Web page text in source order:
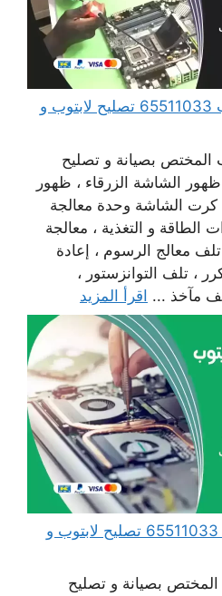
مهندس كمبيوتر النويصيب 65511033 تصليح لابتوب و
المختص بصيانة و تصليح
الشاشة الزرقاء ، ظهور
كرت الشاشة وحدة معالجة
و التغذية ، معالجة
معالج الرسوم ، إعادة
، تلف التوانزستور ،
مآخذ ... اقرأ المزيد
مهندس كمبيوتر الضباعية 65511033 تصليح لابتوب و
بصيانة و تصليح